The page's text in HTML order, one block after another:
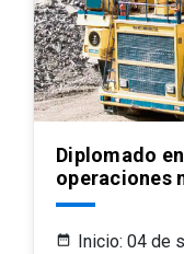
Diplomado
operaciones
Inicio: 04 de